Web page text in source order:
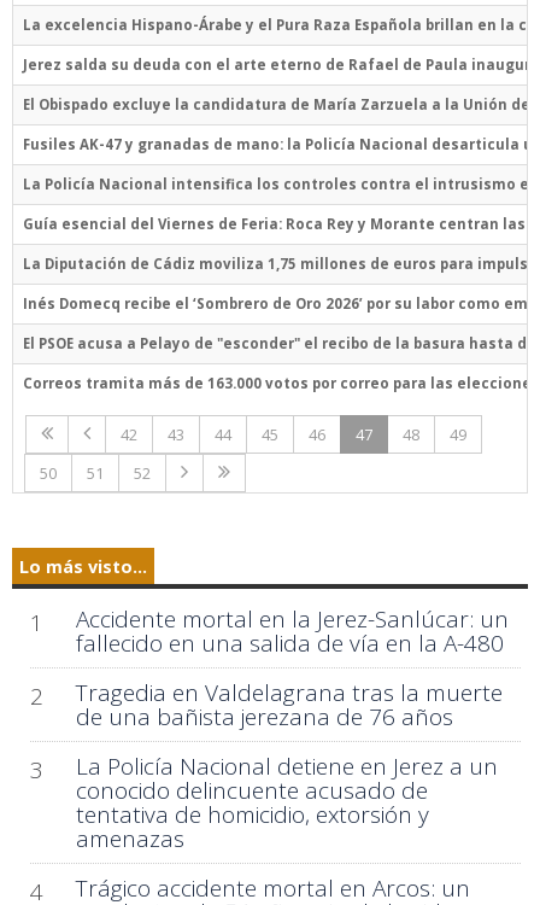
La excelencia Hispano-Árabe y el Pura Raza Española brillan en la
Jerez salda su deuda con el arte eterno de Rafael de Paula
El Obispado excluye la candidatura de María Zarzuela a la Unión
Fusiles AK-47 y granadas de mano: la Policía Nacional desarticula
La Policía Nacional intensifica los controles contra el intrusismo
Guía esencial del Viernes de Feria: Roca Rey y Morante centran
La Diputación de Cádiz moviliza 1,75 millones de euros para
Inés Domecq recibe el ‘Sombrero de Oro 2026’ por su labor como
El PSOE acusa a Pelayo de "esconder" el recibo de la basura hasta
Correos tramita más de 163.000 votos por correo para las
42 43 44 45 46 47 48
49
50
51 52
Lo más visto...
1 Accidente mortal en la Jerez-Sanlúcar: un
fallecido en una salida de vía en la A-480
2
Tragedia en Valdelagrana tras la muerte
de una bañista jerezana de 76 años
3
La Policía Nacional detiene en Jerez a un
conocido delincuente acusado de
tentativa de homicidio, extorsión y
amenazas
4
Trágico accidente mortal en Arcos: un